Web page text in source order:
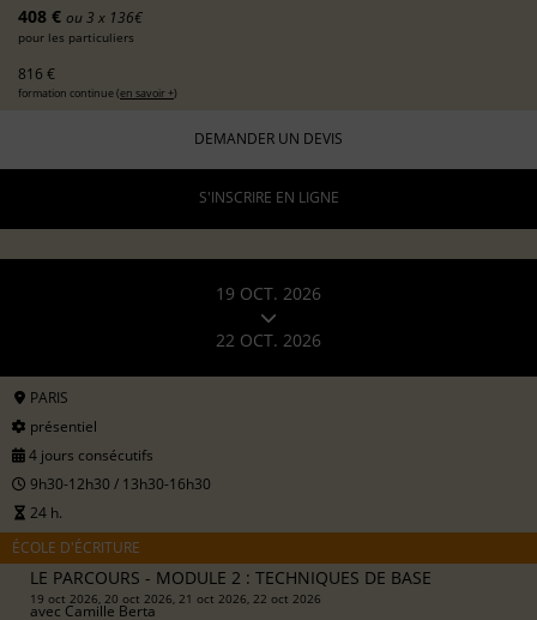
408 € ou 3 x 136€
pour les particuliers
816 €
formation continue (en savoir +)
DEMANDER UN DEVIS
S'INSCRIRE EN LIGNE
19 OCT. 2026
22 OCT. 2026
PARIS
présentiel
4 jours consécutifs
9h30-12h30 / 13h30-16h30
24 h.
ÉCOLE D'ÉCRITURE
LE PARCOURS - MODULE 2 : TECHNIQUES DE BASE
19 oct 2026, 20 oct 2026, 21 oct 2026, 22 oct 2026
avec Camille Berta